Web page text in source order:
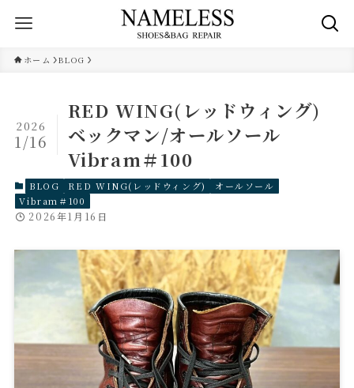
ホーム BLOG
RED WING(レッドウィング)
ベックマン/オールソール
Vibram＃100
2026
1/16
BLOG RED WING(レッドウィング)
オールソール
Vibram＃100
2026年1月16日